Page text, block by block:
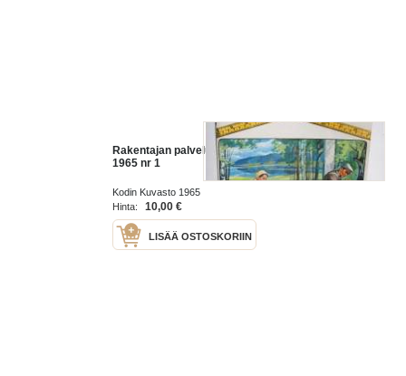
Rakentajan palvelua kodin kuvasto
1965 nr 1
Kodin Kuvasto 1965
Hinta:
10,00 €
LISÄÄ OSTOSKORIIN